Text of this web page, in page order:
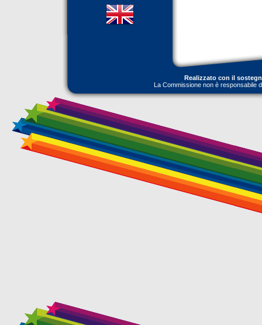
Realizzato con il
La Commissione non è responsabile